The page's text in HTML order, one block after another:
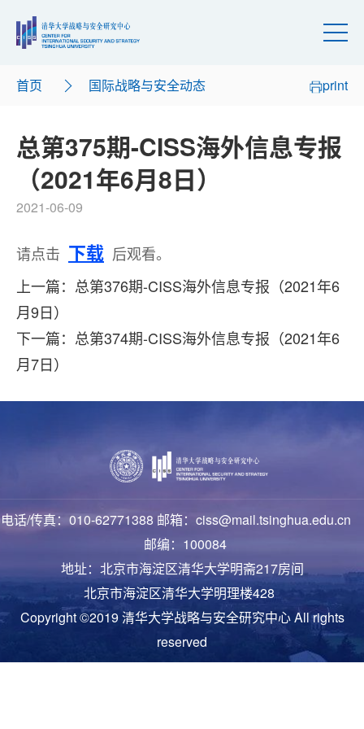
首页 国际战略与安全动态 print
总第375期-CISS海外信息专报
（2021年6月8日）
2021-06-09
请点击 下载 后观看。
上一篇：总第376期-CISS海外信息专报（2021年6
月9日）
下一篇：总第374期-CISS海外信息专报（2021年6
月7日）
电话/传真：010-62771388 邮箱：ciss@mail.tsinghua.edu.cn
邮编：100084
地址：北京市海淀区清华大学明斋217房间
北京市海淀区清华大学明理楼428
Copyright ©2019 清华大学战略与安全研究中心 All rights
reserved